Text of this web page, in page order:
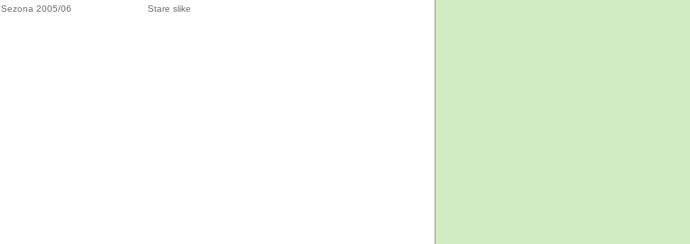
Sezona 2005/06 Stare slike